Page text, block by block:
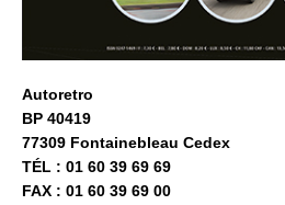
Autoretro
BP 40419
77309 Fontainebleau Cedex
TÉL : 01 60 39 69 69
FAX : 01 60 39 69 00